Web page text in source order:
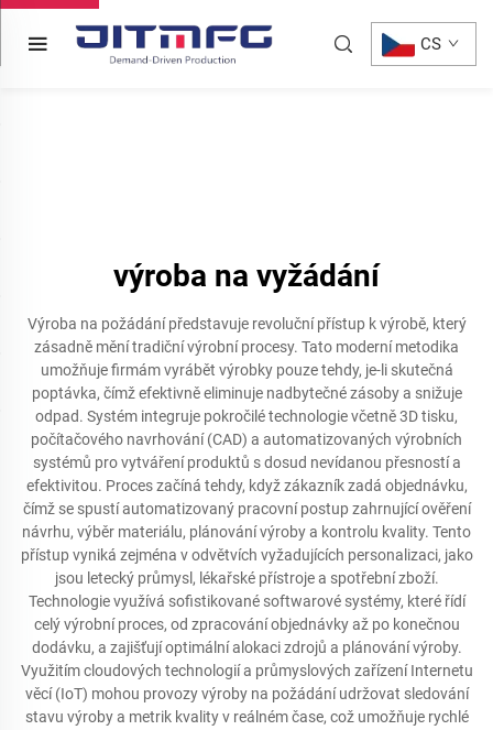
CS
výroba na vyžádání
Výroba na požádání představuje revoluční přístup k výrobě, který
zásadně mění tradiční výrobní procesy. Tato moderní metodika
umožňuje firmám vyrábět výrobky pouze tehdy, je-li skutečná
poptávka, čímž efektivně eliminuje nadbytečné zásoby a snižuje
odpad. Systém integruje pokročilé technologie včetně 3D tisku,
počítačového navrhování (CAD) a automatizovaných výrobních
systémů pro vytváření produktů s dosud nevídanou přesností a
efektivitou. Proces začíná tehdy, když zákazník zadá objednávku,
čímž se spustí automatizovaný pracovní postup zahrnující ověření
návrhu, výběr materiálu, plánování výroby a kontrolu kvality. Tento
přístup vyniká zejména v odvětvích vyžadujících personalizaci, jako
jsou letecký průmysl, lékařské přístroje a spotřební zboží.
Technologie využívá sofistikované softwarové systémy, které řídí
celý výrobní proces, od zpracování objednávky až po konečnou
dodávku, a zajišťují optimální alokaci zdrojů a plánování výroby.
Využitím cloudových technologií a průmyslových zařízení Internetu
věcí (IoT) mohou provozy výroby na požádání udržovat sledování
stavu výroby a metrik kvality v reálném čase, což umožňuje rychlé